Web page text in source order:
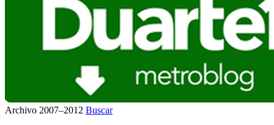
Archivo 2007–2012 Buscar